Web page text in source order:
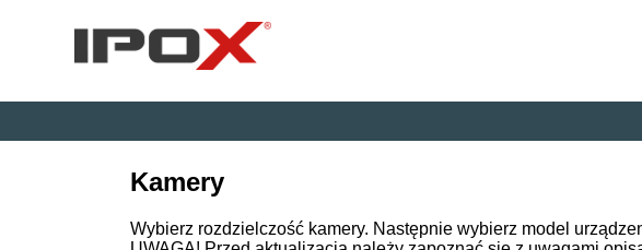
Kamery
Wybierz rozdzielczość kamery. Następnie wybierz model